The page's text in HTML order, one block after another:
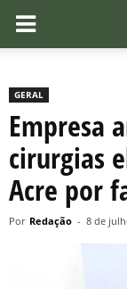
GERAL
Empresa
cirurgias
Acre por
Por Redação - 8 de